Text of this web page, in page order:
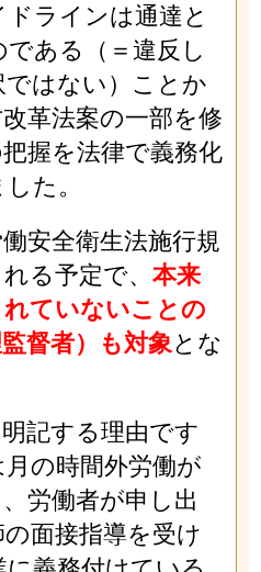
ラインは通達と
ある（＝違反し
はない）ことか
革法案の一部を修
握を法律で義務化
た。
安全衛生法施行規
る予定で、 本来
ていないことの
督者）も対象とな
記する理由です
の時間外労働が
労働者が申し出
面接指導を受け